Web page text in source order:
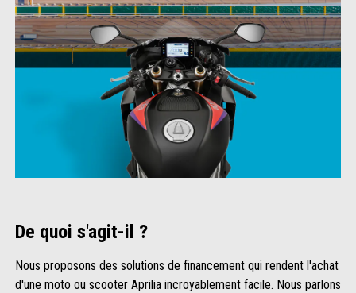
De quoi s'agit-il ?
Nous proposons des solutions de financement qui rendent l'achat
d'une moto ou scooter Aprilia incroyablement facile. Nous parlons